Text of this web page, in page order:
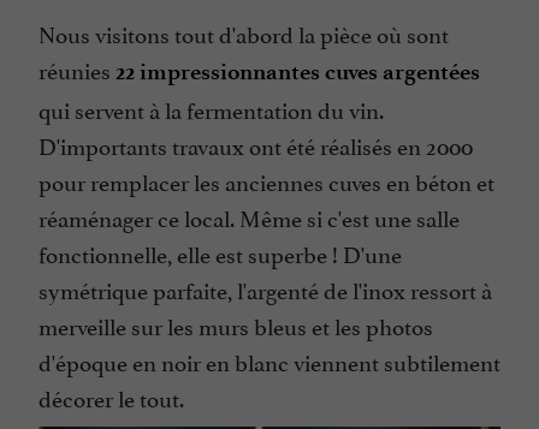
Nous visitons tout d'abord la pièce où sont
réunies 22 impressionnantes cuves argentées
qui servent à la fermentation du vin.
D'importants travaux ont été réalisés en 2000
pour remplacer les anciennes cuves en béton et
réaménager ce local. Même si c'est une salle
fonctionnelle, elle est superbe ! D'une
symétrique parfaite, l'argenté de l'inox ressort à
merveille sur les murs bleus et les photos
d'époque en noir en blanc viennent subtilement
décorer le tout.